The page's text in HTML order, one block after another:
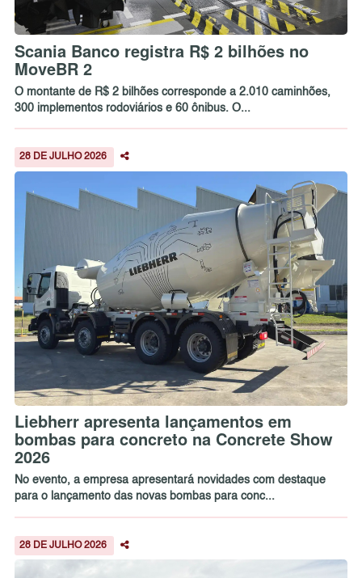
Scania Banco registra R$ 2 bilhões no
MoveBR 2
O montante de R$ 2 bilhões corresponde a 2.010 caminhões,
300 implementos rodoviários e 60 ônibus. O...
28 DE JULHO 2026
Liebherr apresenta lançamentos em
bombas para concreto na Concrete Show
2026
No evento, a empresa apresentará novidades com destaque
para o lançamento das novas bombas para conc...
28 DE JULHO 2026